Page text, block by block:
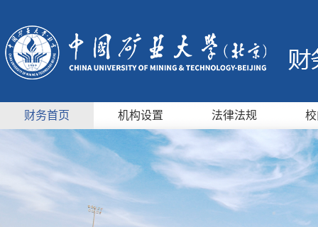
财务首页 机构设置 法律法规